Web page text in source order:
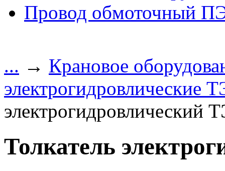
Провод обмоточный
... → Крановое
электрогидровлические
электрогидровлический
Толкатель